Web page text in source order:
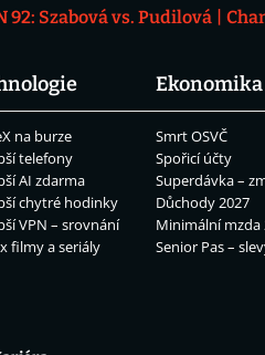
92: Szabová vs. Pudilová
na burze
telefony
AI zdarma
chytré hodinky
VPN – srovnání
filmy a seriály
Ekonomika
Smrt OSVČ
Spořicí účty
Superdávka –
Důchody 2027
Minimální mzda
Senior Pas –